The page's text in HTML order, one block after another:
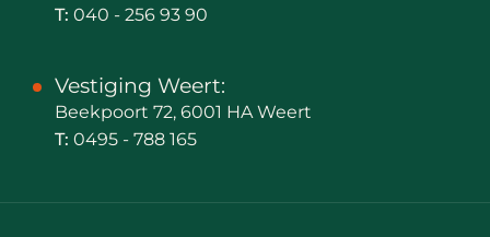
T: 040 - 256 93 90
Vestiging Weert:
Beekpoort 72, 6001 HA Weert
T: 0495 - 788 165